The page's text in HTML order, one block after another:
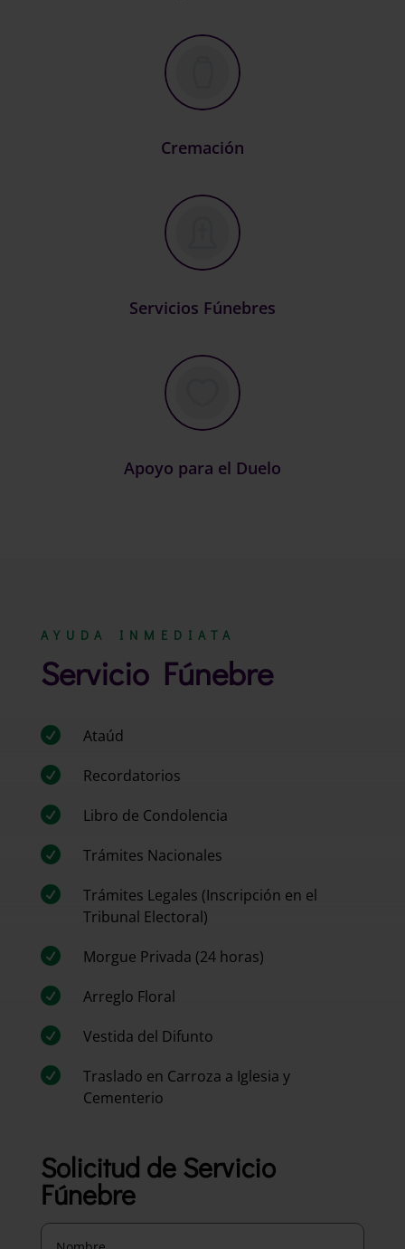
Cremación
Servicios Fúnebres
Apoyo para el Duelo
AYUDA INMEDIATA
Servicio Fúnebre

Ataúd

Recordatorios

Libro de Condolencia

Trámites Nacionales

Trámites Legales (Inscripción en el
Tribunal Electoral)

Morgue Privada (24 horas)

Arreglo Floral

Vestida del Difunto

Traslado en Carroza a Iglesia y
Cementerio
Solicitud de Servicio
Fúnebre